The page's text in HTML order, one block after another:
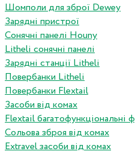
Шомполи для зброї Dewey
Зарядні пристрої
Сонячні панелі Houny
Litheli сонячні панелі
Зарядні станції Litheli
Повербанки Litheli
Повербанки Flextail
Засоби від комах
Flextail багатофункціональні
Сольова зброя від комах
Extravel засоби від комах